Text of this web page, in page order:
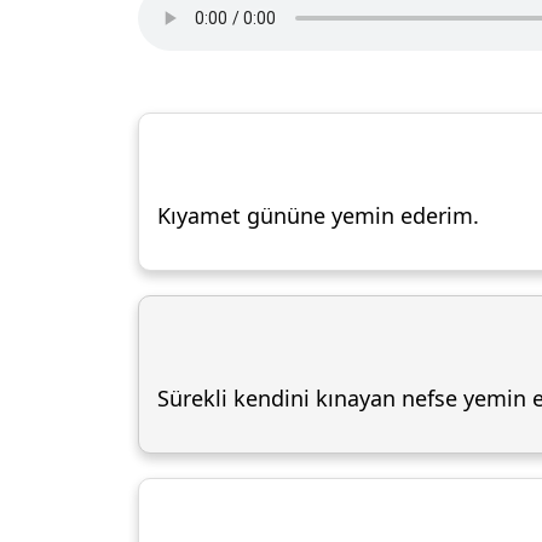
Kıyamet gününe yemin ederim.
Sürekli kendini kınayan nefse yemin